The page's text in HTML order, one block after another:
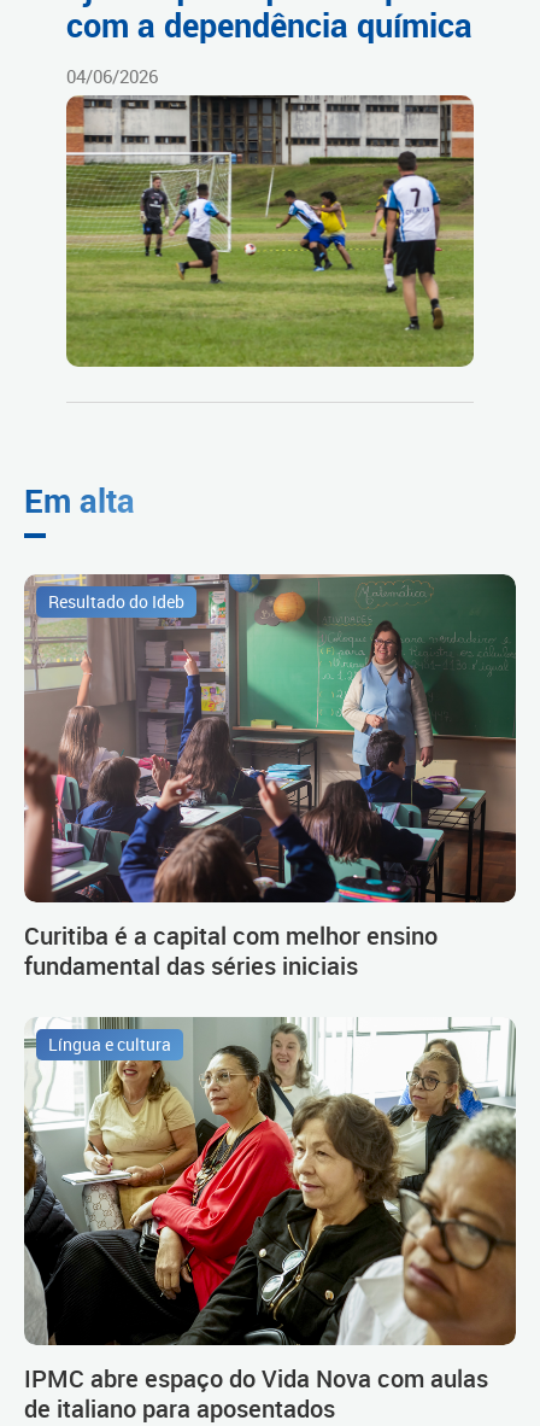
com a dependência química
04/06/2026
Em alta
Resultado do Ideb
Curitiba é a capital com melhor ensino
fundamental das séries iniciais
Língua e cultura
IPMC abre espaço do Vida Nova com aulas
de italiano para aposentados